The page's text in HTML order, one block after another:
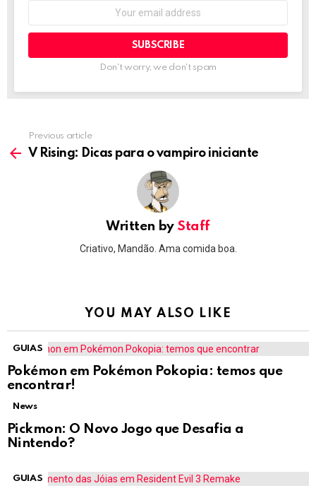
Don't worry, we don't spam
more
Previous article
V Rising: Dicas para o vampiro iniciante
Written by Staff
Criativo, Mandão. Ama comida boa.
YOU MAY ALSO LIKE
GUIAS
Pokémon em Pokémon Pokopia: temos que
encontrar!
News
Pickmon: O Novo Jogo que Desafia a
Nintendo?
GUIAS